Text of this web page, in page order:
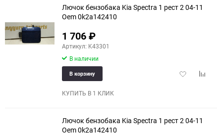
Лючок бензобака Kia Spectra 1 рест 2 04-11
Oem 0k2a142410
1 706₽
Артикул: K43301
В наличии
Добавить
В корзину
КУПИТЬ В 1 КЛИК
Лючок бензобака Kia Spectra 1 рест 2 04-11
Oem 0k2a142410